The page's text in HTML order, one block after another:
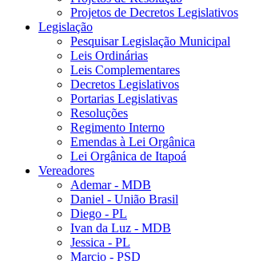
Projetos de Decretos Legislativos
Legislação
Pesquisar Legislação Municipal
Leis Ordinárias
Leis Complementares
Decretos Legislativos
Portarias Legislativas
Resoluções
Regimento Interno
Emendas à Lei Orgânica
Lei Orgânica de Itapoá
Vereadores
Ademar - MDB
Daniel - União Brasil
Diego - PL
Ivan da Luz - MDB
Jessica - PL
Marcio - PSD